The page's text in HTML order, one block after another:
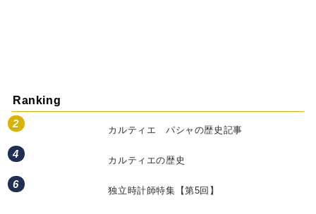
Ranking
カルティエ パシャの歴史記事
カルティエの歴史
独立時計師特集【第5回】